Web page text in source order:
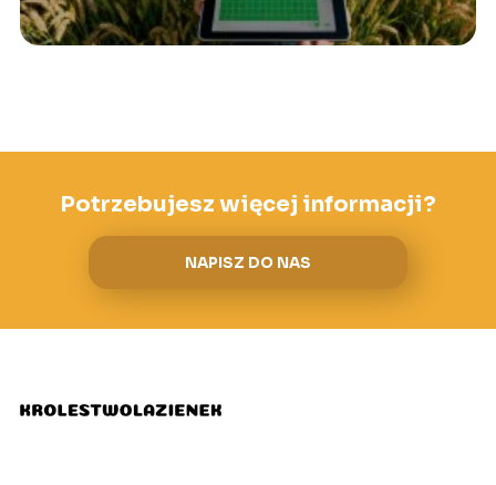
Potrzebujesz więcej informacji?
NAPISZ DO NAS